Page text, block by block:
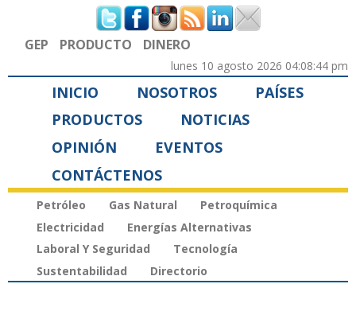
Formulario de búsqueda
GEP PRODUCTO DINERO
lunes 10 agosto 2026 04:08:44 pm
INICIO NOSOTROS
PAÍSES
PRODUCTOS
NOTICIAS
OPINIÓN
EVENTOS
CONTÁCTENOS
Petróleo Gas Natural
Petroquímica
Electricidad
Energías Alternativas
Laboral Y Seguridad
Tecnología
Sustentabilidad
Directorio